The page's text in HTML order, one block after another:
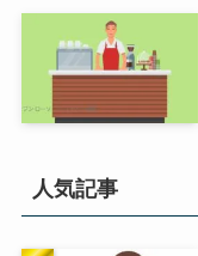
人気記事